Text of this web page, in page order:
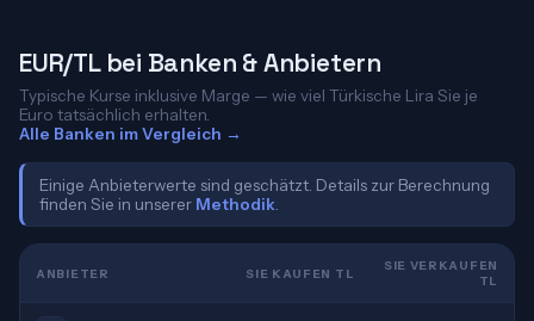
EUR/TL bei Banken & Anbietern
Typische Kurse inklusive Marge — wie viel Türkische Lira Sie je
Euro tatsächlich erhalten.
Alle Banken im Vergleich →
Einige Anbieterwerte sind geschätzt. Details zur Berechnung
finden Sie in unserer Methodik
ANBIETER SIE KAUFEN TL
SIE VERKAUFEN
TL